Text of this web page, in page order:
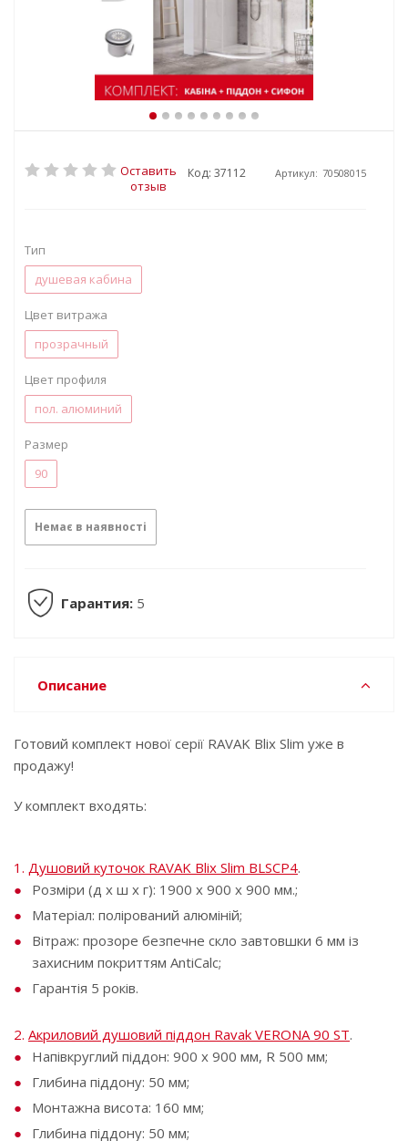
Оставить
отзыв
Код: 37112 Артикул: 70508015
Тип
душевая кабина
Цвет витража
прозрачный
Цвет профиля
пол. алюминий
Размер
90
Немає в наявності
Гарантия: 5
Описание
Готовий комплект нової серії RAVAK Blix Slim уже в
продажу!
У комплект входять:
1. Душовий куточок RAVAK Blix Slim BLSCP4.
Розміри (д x ш х г): 1900 х 900 х 900 мм.;
Матеріал: полірований алюміній;
Вітраж: прозоре безпечне скло завтовшки 6 мм із
захисним покриттям AntiCalc;
Гарантія 5 років.
2. Акриловий душовий піддон Ravak VERONA 90 ST.
Напівкруглий піддон: 900 х 900 мм, R 500 мм;
Глибина піддону: 50 мм;
Монтажна висота: 160 мм;
Глибина піддону: 50 мм;